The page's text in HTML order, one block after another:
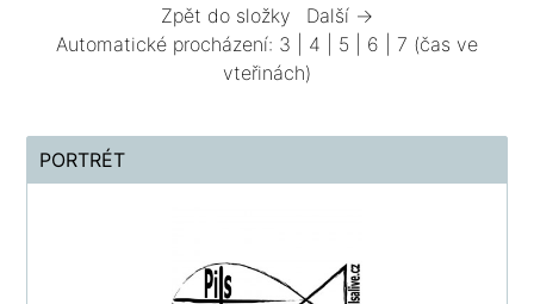
Zpět do složky
Další →
Automatické procházení: 3 4 5 6 7 (čas ve
vteřinách)
PORTRÉT